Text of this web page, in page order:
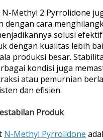
Methyl 2 Pyrrolidone
dengan cara
solusi efektif
dengan kualitas lebih
produksi besar.
kondisi juga
atau pemurnian
dan efisien.
Produk
N-Methyl Pyrrolidone